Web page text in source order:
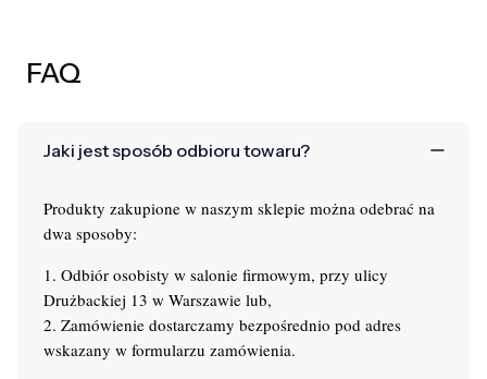
FAQ
Jaki jest sposób odbioru towaru?
Produkty zakupione w naszym sklepie można odebrać na
dwa sposoby:
1. Odbiór osobisty w salonie firmowym, przy ulicy
Drużbackiej 13 w Warszawie lub,
2. Zamówienie dostarczamy bezpośrednio pod adres
wskazany w formularzu zamówienia.